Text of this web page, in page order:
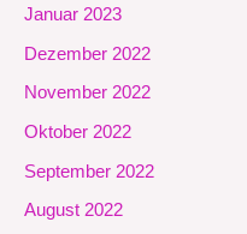
Januar 2023
Dezember 2022
November 2022
Oktober 2022
September 2022
August 2022